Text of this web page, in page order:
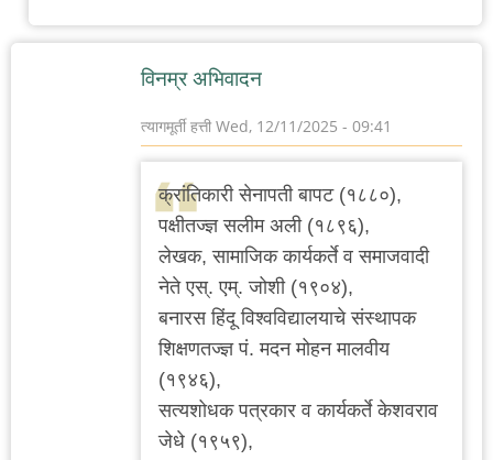
विनम्र अभिवादन
त्यागमूर्ती हत्ती Wed, 12/11/2025 - 09:41
क्रांतिकारी सेनापती बापट (१८८०),
पक्षीतज्ज्ञ सलीम अली (१८९६),
लेखक, सामाजिक कार्यकर्ते व समाजवादी
नेते एस्. एम्. जोशी (१९०४),
बनारस हिंदू विश्वविद्यालयाचे संस्थापक
शिक्षणतज्ज्ञ पं. मदन मोहन मालवीय
(१९४६),
सत्यशोधक पत्रकार व कार्यकर्ते केशवराव
जेधे (१९५९),